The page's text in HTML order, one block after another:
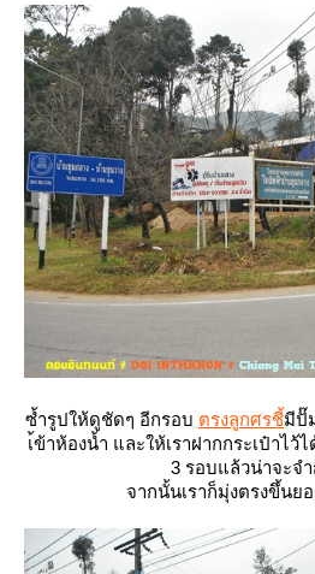
ซ้ำรูปให้ดูชัดๆ อีกรอบ ตรงลูกศรชี้มีปั๊
เ้ข้าห้องน้ำ และให้เราฝากกระเป๋าไว้
3 รอบแล้วน่าจะจ
จากนั้นเราก็มุ่งตรงขึ้นย